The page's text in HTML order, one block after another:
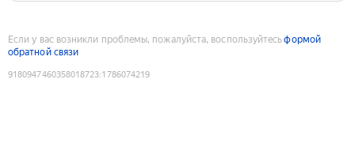
Если у вас возникли проблемы, пожалуйста, воспользуйтесьформой
обратной связи
9180947460358018723:1786074219